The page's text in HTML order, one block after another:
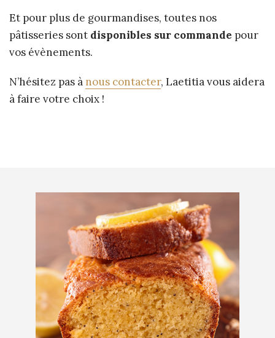
Et pour plus de gourmandises, toutes nos
pâtisseries sont disponibles sur commande pour
vos évènements.
N’hésitez pas à nous contacter, Laetitia vous aidera
à faire votre choix !